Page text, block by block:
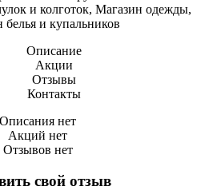
и колготок, Магазин одежды,
белья и купальников
Описание
Акции
Отзывы
Контакты
Описания нет
Акций нет
Отзывов нет
свой отзыв